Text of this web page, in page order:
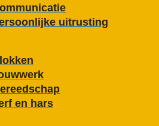
uitrusting
en hars